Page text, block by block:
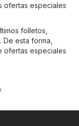
ofertas especiales
folletos,
esta forma,
ofertas especiales